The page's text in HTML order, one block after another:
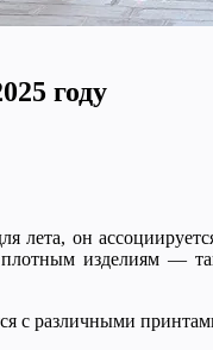
году
лета, он
изделиям —
с различными